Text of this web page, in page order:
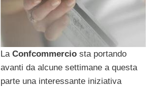
La Confcommerciosta portando
avanti da alcune settimane a questa
parte una interessante iniziativa